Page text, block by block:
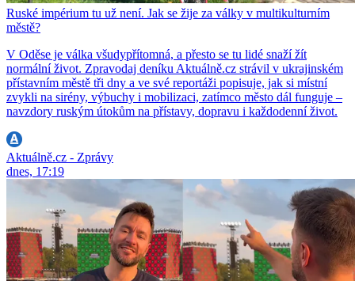
Ruské impérium tu už není. Jak se žije za války v multikulturním
městě?
V Oděse je válka všudypřítomná, a přesto se tu lidé snaží žít
normální život. Zpravodaj deníku Aktuálně.cz strávil v ukrajinském
přístavním městě tři dny a ve své reportáži popisuje, jak si místní
zvykli na sirény, výbuchy i mobilizaci, zatímco město dál funguje –
navzdory ruským útokům na přístavy, dopravu i každodenní život.
Aktuálně.cz - Zprávy
dnes, 17:19